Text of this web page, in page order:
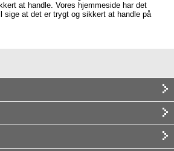
at handle. Vores hjemmeside har det
sige at det er trygt og sikkert at handle på